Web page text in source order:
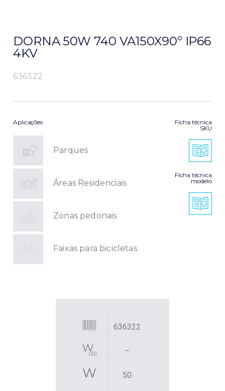
DORNA 50W 740 VA150X90º IP66
4KV
636322
Aplicações
Parques
Áreas Residenciais
Zonas pedonais
Faixas para bicicletas
Ficha técnica
SKU
Ficha técnica
modelo
636322
–
50